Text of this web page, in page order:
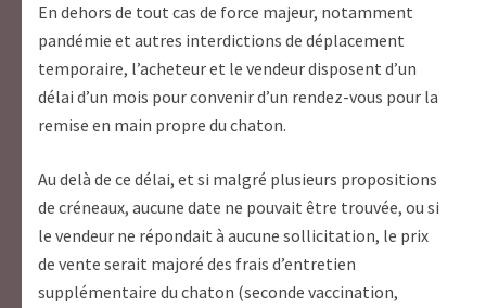
En dehors de tout cas de force majeur, notamment
pandémie et autres interdictions de déplacement
temporaire, l’acheteur et le vendeur disposent d’un
délai d’un mois pour convenir d’un rendez-vous pour la
remise en main propre du chaton.
Au delà de ce délai, et si malgré plusieurs propositions
de créneaux, aucune date ne pouvait être trouvée, ou si
le vendeur ne répondait à aucune sollicitation, le prix
de vente serait majoré des frais d’entretien
supplémentaire du chaton (seconde vaccination,